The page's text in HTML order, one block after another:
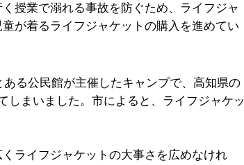
授業で溺れる事故を防ぐため、ライフジャ
が着るライフジャケットの購入を進めてい
る公民館が主催したキャンプで、高知県の
しまいました。市によると、ライフジャケッ
ライフジャケットの大事さを広めなけれ